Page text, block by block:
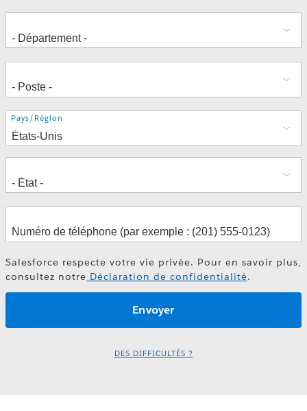
Adresse
Pays/Région
Salesforce respecte votre vie privée. Pour en savoir plus,
consultez notre Déclaration de confidentialité.
DES DIFFICULTÉS ?